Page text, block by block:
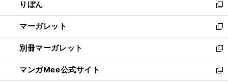
く
で
開
く
ド
ウ
で
開
く
ィ
ン
ド
ウ
で
開
く
りぼん
新
し
い
ウ
ィ
ン
ド
ウ
マーガレット
新
し
い
ウ
ィ
別冊マーガレット
新
し
い
マンガMee公式サイト
新